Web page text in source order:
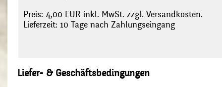
Preis: 4,00 EUR inkl. MwSt. zzgl. Versandkosten.
Lieferzeit: 10 Tage nach Zahlungseingang
Liefer- & Geschäftsbedingungen